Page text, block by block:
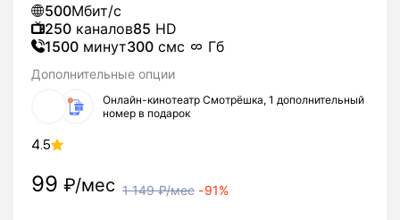
500Мбит/с
250 каналов85 HD
1500 минут300 смс Гб
Дополнительные опции
Онлайн-кинотеатр Смотрёшка, 1 дополнительный
номер в подарок
4.5
99 ₽/мес 1 149₽/мес -91%